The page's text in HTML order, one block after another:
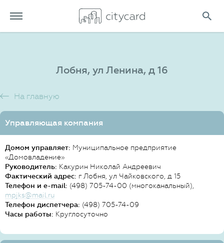
Лобня, ул Ленина, д 16
На главную
Управляющая компания
Домом управляет: Муниципальное предприятие
«Домовладение»
Руководитель: Какурин Николай Андреевич
Фактический адрес: г Лобня, ул Чайковского, д 15
Телефон и e-mail: (498) 705-74-00 (многоканальный),
mpjks@mail.ru
Телефон диспетчера: (498) 705-74-09
Часы работы: Круглосуточно